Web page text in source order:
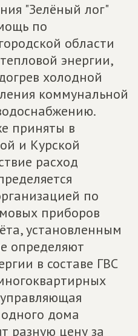
"Зелёный лог"
по
области
энергии,
холодной
коммунальной
приняты в
и Курской
расход
по
приборов
установленным
определяют
в составе ГВС
дома
разную цену за